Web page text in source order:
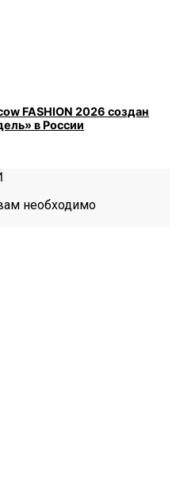
FASHION 2026 создан
в России
необходимо